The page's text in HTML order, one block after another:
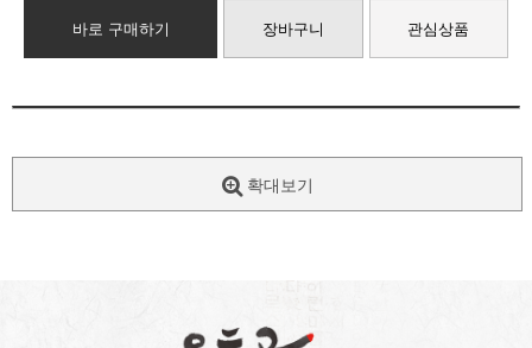
바로 구매하기 장바구니 관심상품
확대보기